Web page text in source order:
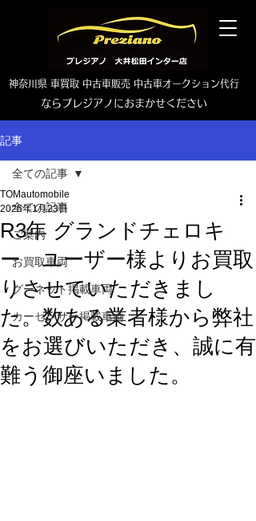
神奈川県 車買取 中古車販売 中古車オークション代行
ならプレジアノにおまかせください
TEL0465-46-6667
記事
全ての記事
ご案内
お買取車両
グーネット掲載車両
カーセンサー掲載車両
全ての記事
R3年 グランドチェロキ
ー ユーザー様よりお買取
りさせていただきまし
た。数ある業者様から弊社
をお選びいただき、誠に有
難う御座いました。
TOMautomobile
2025年1月23日